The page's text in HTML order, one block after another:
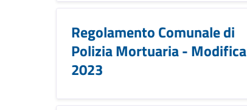
Regolamento Comunale di
Polizia Mortuaria - Modifica
2023